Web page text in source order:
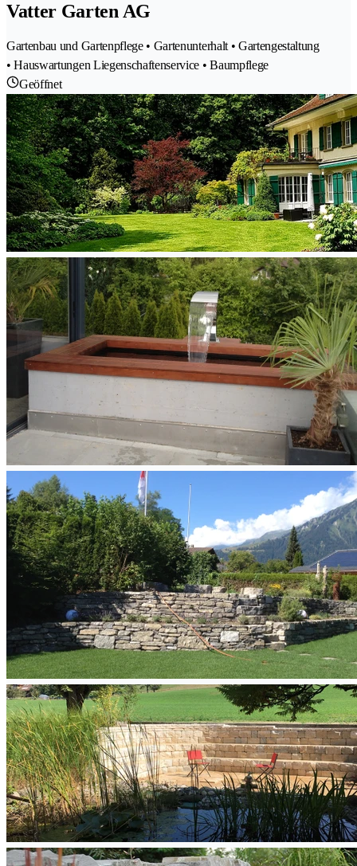
Vatter Garten AG
Gartenbau und Gartenpflege • Gartenunterhalt • Gartengestaltung
• Hauswartungen Liegenschaftenservice • Baumpflege
Geöffnet